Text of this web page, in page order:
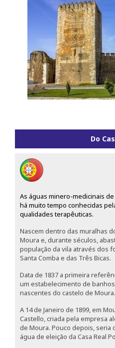
Do
As águas minero-medicinais
há muito tempo conhecidas
qualidades terapêuticas.
Nascem dentro das muralhas
Moura e, durante séculos,
população da vila através dos
Santa Comba e das Três Bicas.
Data de 1837 a primeira
um estabelecimento de
nascentes do castelo de Moura.
A 14 de Janeiro de 1899, em
Castello, criada pela empresa
de Moura. Pouco depois, seria
água de eleição da Casa Real